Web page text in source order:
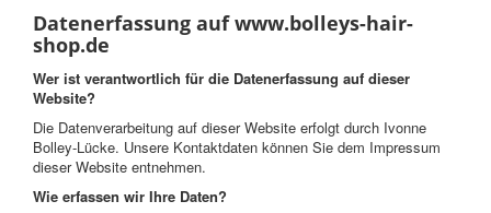
Datenerfassung auf www.bolleys-hair-
shop.de
Wer ist verantwortlich für die Datenerfassung auf dieser
Website?
Die Datenverarbeitung auf dieser Website erfolgt durch Ivonne
Bolley-Lücke. Unsere Kontaktdaten können Sie dem Impressum
dieser Website entnehmen.
Wie erfassen wir Ihre Daten?